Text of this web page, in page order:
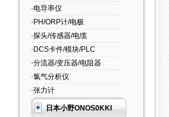
·电导率仪
·PH/ORP计/电极
·探头/传感器/电缆
·DCS卡件/模块/PLC
·分流器/变压器/电阻器
·氯气分析仪
·张力计
日本小野ONOS0KKI